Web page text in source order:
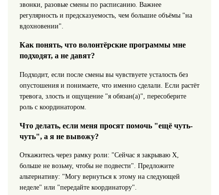
звонки, разовые смены по расписанию. Важнее
регулярность и предсказуемость, чем большие объёмы "на
вдохновении".
Как понять, что волонтёрские программы мне
подходят, а не давят?
Подходит, если после смены вы чувствуете усталость без
опустошения и понимаете, что именно сделали. Если растёт
тревога, злость и ощущение "я обязан(а)", пересоберите
роль с координатором.
Что делать, если меня просят помочь "ещё чуть-
чуть", а я не вывожу?
Откажитесь через рамку роли: "Сейчас я закрываю X,
больше не возьму, чтобы не подвести". Предложите
альтернативу: "Могу вернуться к этому на следующей
неделе" или "передайте координатору".